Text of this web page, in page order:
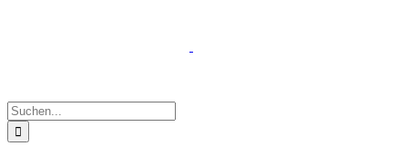
Suche
nach: